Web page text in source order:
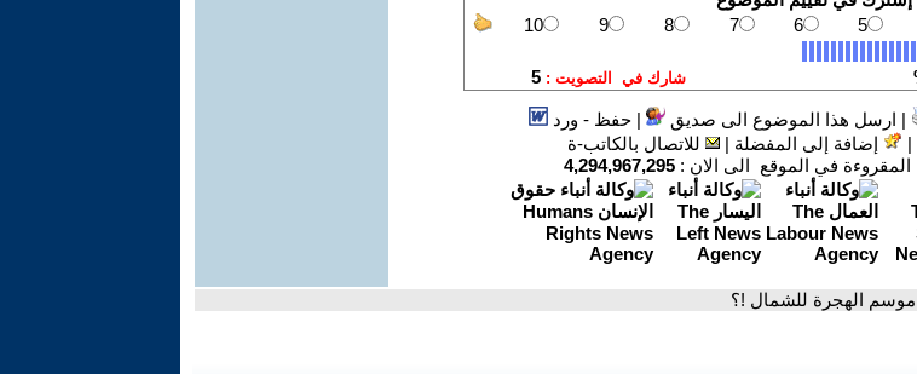
| ارسل هذا الموضوع الى صديق |حفظ - ورد
| إضافة إلى المفضلة |
للاتصال بالكاتب-ة
في الموقع الى الان : 4,294,967,295
موسم الهجرة للشمال !؟